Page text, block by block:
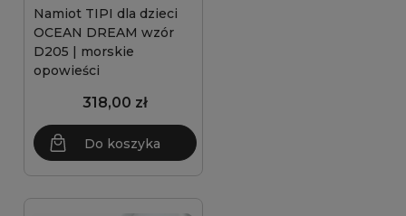
Namiot TIPI dla dzieci
OCEAN DREAM wzór
D205 | morskie
opowieści
318,00 zł
Do koszyka